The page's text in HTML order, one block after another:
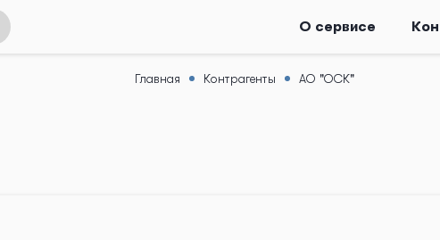
О сервисе
Главная Контрагенты АО "ОСК"